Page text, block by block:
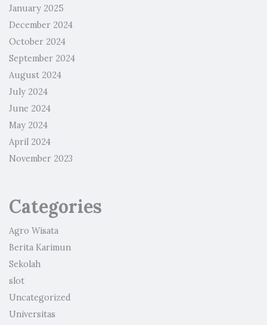
January 2025
December 2024
October 2024
September 2024
August 2024
July 2024
June 2024
May 2024
April 2024
November 2023
Categories
Agro Wisata
Berita Karimun
Sekolah
slot
Uncategorized
Universitas